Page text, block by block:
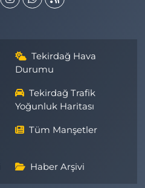
Tekirdağ Hava
Durumu
Tekirdağ Trafik
Yoğunluk Haritası
Tüm Manşetler
Haber Arşivi